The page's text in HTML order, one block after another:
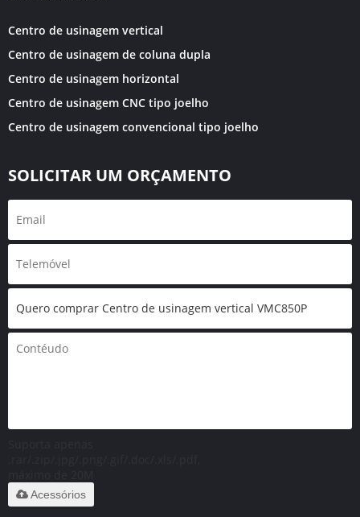
Centro de usinagem vertical
Centro de usinagem de coluna dupla
Centro de usinagem horizontal
Centro de usinagem CNC tipo joelho
Centro de usinagem convencional tipo joelho
SOLICITAR UM ORÇAMENTO
Acessórios